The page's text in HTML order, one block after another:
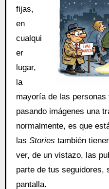
fijas,
en
cualqui
er
lugar,
la
mayoría de las personas
pasando imágenes una
normalmente, es que
las Stories también
ver, de un vistazo, las
parte de tus seguidores,
pantalla.